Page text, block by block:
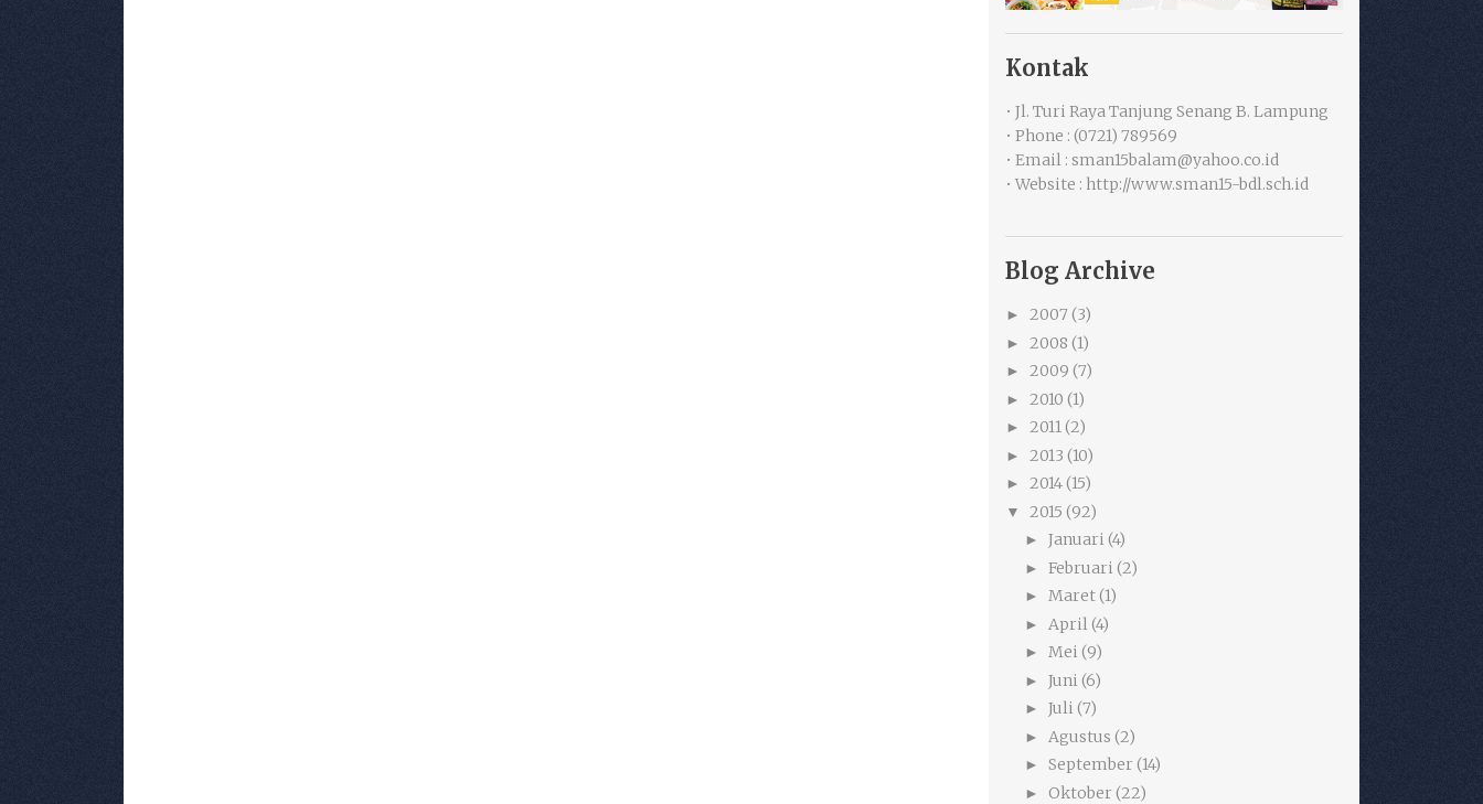
Kontak
• Jl. Turi Raya Tanjung Senang B. Lampung
• Phone : (0721) 789569
• Email : sman15balam@yahoo.co.id
• Website : http://www.sman15-bdl.sch.id
Blog Archive
► 2007 (3)
► 2008 (1)
► 2009 (7)
► 2010 (1)
► 2011(2)
► 2013 (10)
► 2014(15)
▼ 2015 (92)
► Januari (4)
► Februari (2)
► Maret(1)
► April(4)
► Mei (9)
► Juni (6)
► Juli (7)
► Agustus (2)
► September (14)
► Oktober (22)